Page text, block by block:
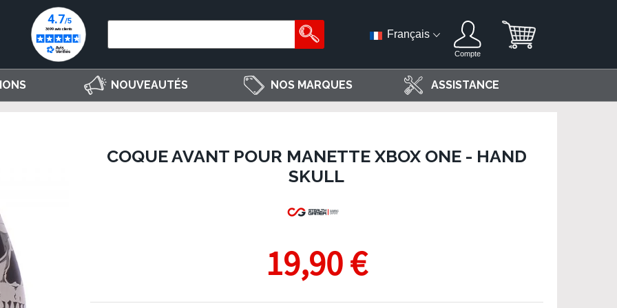
Français
Compte
NOUVEAUTÉS NOS MARQUES ASSISTANCE
COQUE AVANT POUR MANETTE XBOX ONE - HAND
SKULL
19,90 €